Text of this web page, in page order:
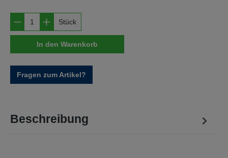
Produkt Anzahl: Gib den gewünschten
Stück
In den Warenkorb
Fragen zum Artikel?
Beschreibung